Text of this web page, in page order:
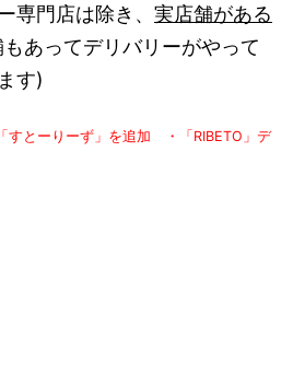
専門店は除き、 実店舗がある
あってデリバリーがやって
す)
とーりーず」を追加 ・「RIBETO」デ